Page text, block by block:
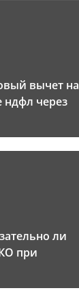
вычет на
ндфл через
ли
при